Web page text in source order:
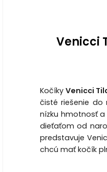
Venicci
Kočíky Venicci
čisté riešenie do
nízku hmotnosť
dieťaťom od
predstavuje
chcú mať kočík